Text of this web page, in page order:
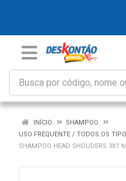
INÍCIO
SHAMPOO
USO FREQUENTE / TODOS OS
SHAMPOO HEAD SHOUDERS 3X1